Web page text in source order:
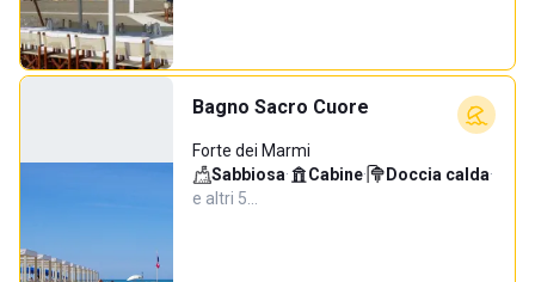
Bagno Sacro Cuore
Forte dei Marmi
Sabbiosa· Cabine· Doccia calda·
e altri 5…